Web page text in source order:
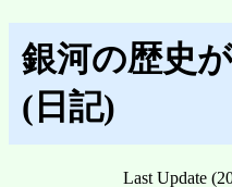
銀河の歴史
(日記)
Last Update